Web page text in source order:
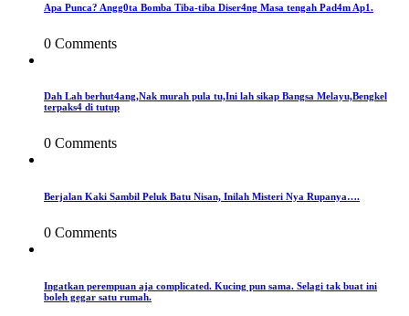
Apa Punca? Angg0ta Bomba Tiba-tiba Diser4ng Masa tengah Pad4m Ap1.
0 Comments
Dah Lah berhut4ang,Nak murah pula tu,Ini lah sikap Bangsa Melayu,Bengkel
terpaks4 di tutup
0 Comments
Berjalan Kaki Sambil Peluk Batu Nisan, Inilah Misteri Nya Rupanya….
0 Comments
Ingatkan perempuan aja complicated. Kucing pun sama. Selagi tak buat ini
boleh gegar satu rumah.